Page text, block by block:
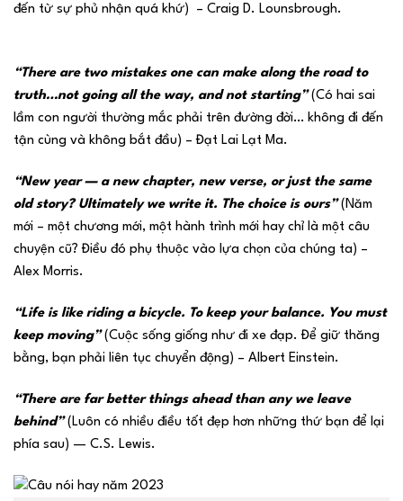
đến từ sự phủ nhận quá khứ) – Craig D. Lounsbrough.
“There are two mistakes one can make along the road to
truth…not going all the way, and not starting”(Có hai sai
lầm con người thường mắc phải trên đường đời… không đi đến
tận cùng và không bắt đầu) – Đạt Lai Lạt Ma.
“New year — a new chapter, new verse, or just the same
old story? Ultimately we write it. The choice is ours”(Năm
mới – một chương mới, một hành trình mới hay chỉ là một câu
chuyện cũ? Điều đó phụ thuộc vào lựa chọn của chúng ta) –
Alex Morris.
“Life is like riding a bicycle. To keep your balance. You must
keep moving”(Cuộc sống giống như đi xe đạp. Để giữ thăng
bằng, bạn phải liên tục chuyển động) – Albert Einstein.
“There are far better things ahead than any we leave
behind”(Luôn có nhiều điều tốt đẹp hơn những thứ bạn để lại
phía sau) — C.S. Lewis.